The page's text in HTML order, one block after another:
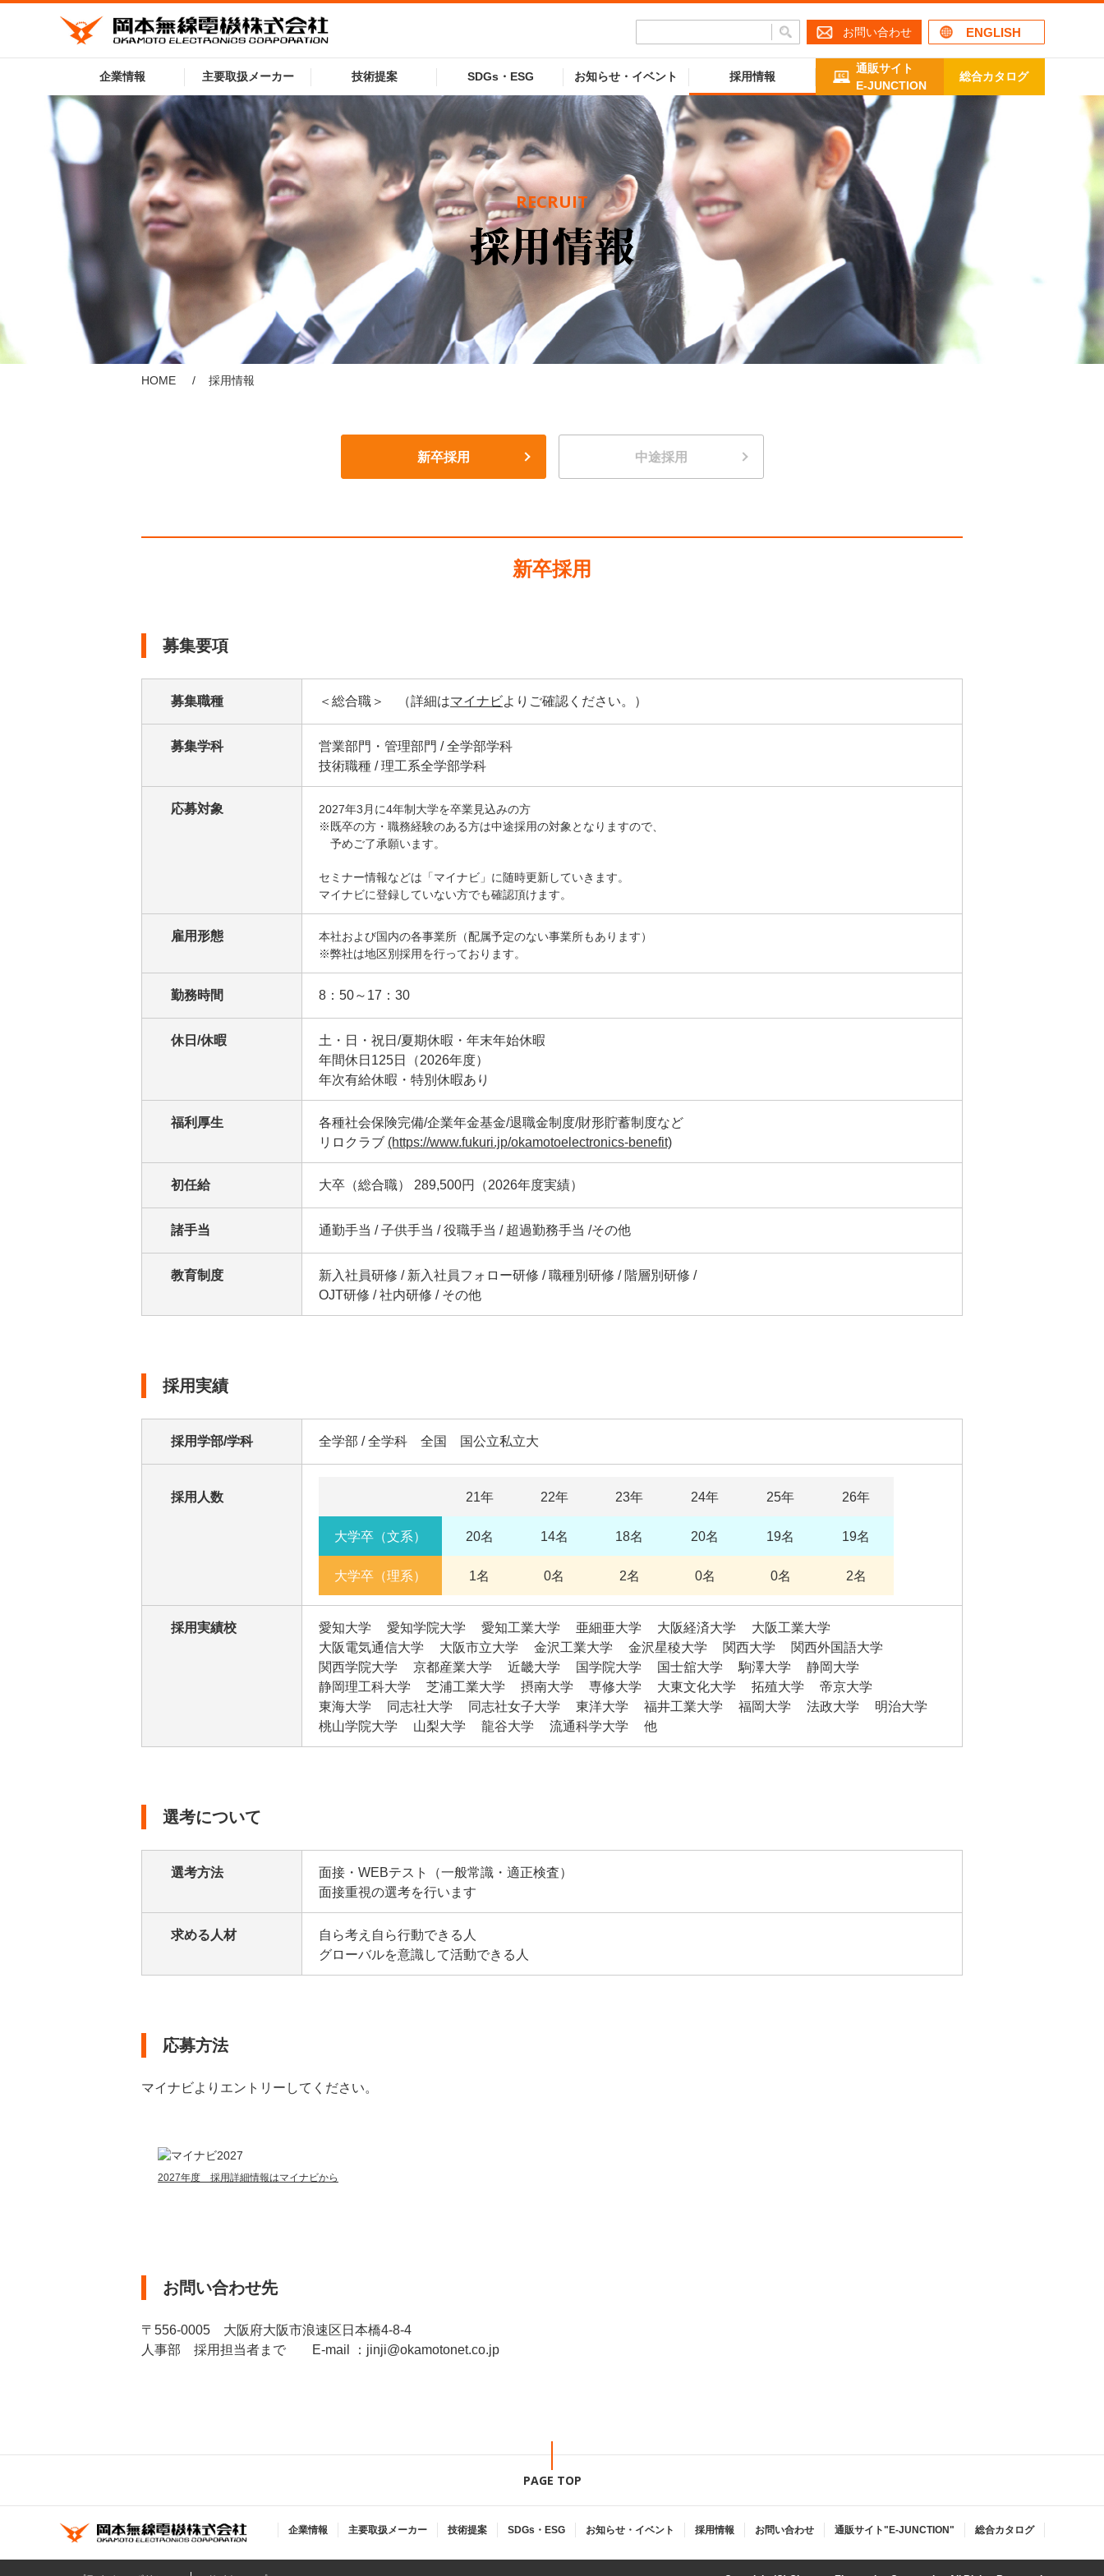
お問い合わせ ENGLISH
企業情報 主要取扱メーカー 技術提案 SDGs・ESG お知らせ・イベント 採用情報
通販サイト
E-JUNCTION
総合カタログ
RECRUIT
HOME 採用情報
新卒採用 中途採用
新卒採用
募集要項
募集職種 ＜総合職＞ （詳細はマイナビよりご確認ください。）
募集学科
営業部門・管理部門 / 全学部学科
技術職種 / 理工系全学部学科
応募対象
2027年3月に4年制大学を卒業見込みの方
※既卒の方・職務経験のある方は中途採用の対象となりますので、
予めご了承願います。
セミナー情報などは「マイナビ」に随時更新していきます。
マイナビに登録していない方でも確認頂けます。
雇用形態
本社および国内の各事業所（配属予定のない事業所もあります）
※弊社は地区別採用を行っております。
勤務時間 8：50～17：30
休日/休暇
土・日・祝日/夏期休暇・年末年始休暇
年間休日125日（2026年度）
年次有給休暇・特別休暇あり
福利厚生
各種社会保険完備/企業年金基金/退職金制度/財形貯蓄制度など
リロクラブ (https://www.fukuri.jp/okamotoelectronics-benefit)
初任給 大卒（総合職） 289,500円（2026年度実績）
諸手当 通勤手当 / 子供手当 / 役職手当 / 超過勤務手当 /その他
教育制度
新入社員研修 / 新入社員フォロー研修 / 職種別研修 / 階層別研修 /
OJT研修 / 社内研修 / その他
採用実績
採用学部/学科 全学部 / 全学科 全国 国公立私立大
採用人数 21年 22年 23年 24年 25年 26年
大学卒（文系） 20名 14名 18名 20名 19名 19名
大学卒（理系） 1名 0名 2名 0名 0名 2名
採用実績校 愛知大学 愛知学院大学 愛知工業大学 亜細亜大学 大阪経済大学
大阪工業大学
大阪電気通信大学
大阪市立大学 金沢工業大学 金沢星稜大学 関西大学
関西外国語大学
関西学院大学
京都産業大学 近畿大学 国学院大学 国士舘大学 駒澤大学
静岡大学
静岡理工科大学
芝浦工業大学 摂南大学 専修大学 大東文化大学 拓殖大学
帝京大学
東海大学
同志社大学 同志社女子大学 東洋大学 福井工業大学 福岡大学 法政大学
明治大学
桃山学院大学
山梨大学 龍谷大学 流通科学大学 他
選考について
選考方法
面接・WEBテスト（一般常識・適正検査）
面接重視の選考を行います
求める人材
自ら考え自ら行動できる人
グローバルを意識して活動できる人
応募方法
マイナビよりエントリーしてください。
2027年度 採用詳細情報はマイナビから
お問い合わせ先
〒556-0005 大阪府大阪市浪速区日本橋4-8-4
人事部 採用担当者まで E-mail ：jinji@okamotonet.co.jp
PAGE TOP
企業情報 主要取扱メーカー 技術提案 SDGs・ESG お知らせ・イベント 採用情報 お問い合わせ 通販サイト"E-JUNCTION" 総合カタログ